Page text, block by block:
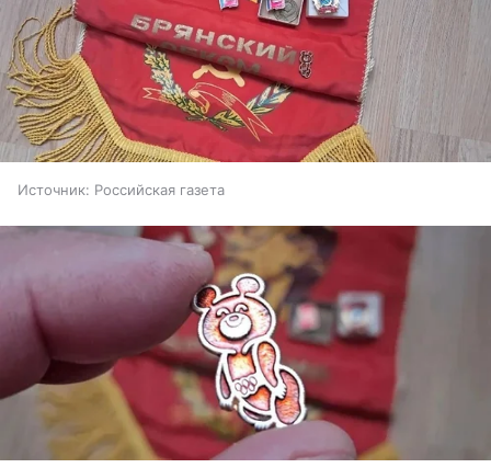
Источник: Российская газета